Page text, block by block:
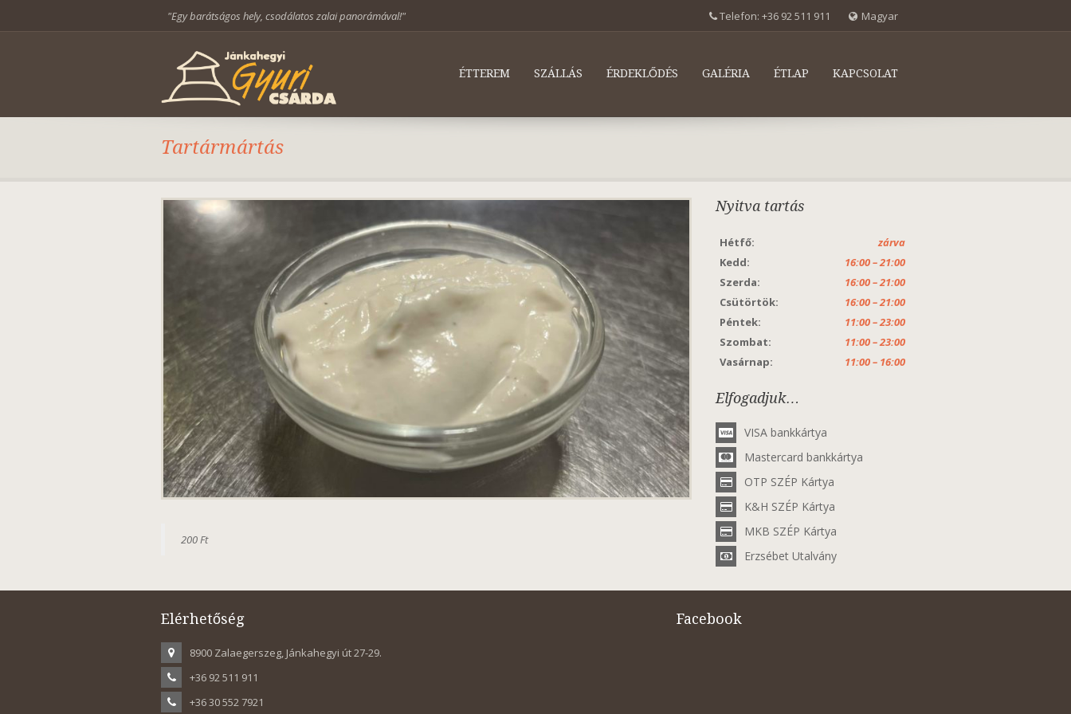
"Egy barátságos hely, csodálatos zalai panorámával!" Telefon: +36 92 511 911 Magyar
ÉTTEREM SZÁLLÁS ÉRDEKLŐDÉS GALÉRIA ÉTLAP KAPCSOLAT
Tartármártás
200 Ft
Nyitva tartás
Hétfő:
zárva
Kedd:
16:00 – 21:00
Szerda:
16:00 – 21:00
Csütörtök:
16:00 – 21:00
Péntek:
11:00 – 23:00
Szombat:
11:00 – 23:00
Vasárnap:
11:00 – 16:00
Elfogadjuk…
VISA bankkártya
Mastercard bankkártya
OTP SZÉP Kártya
K&H SZÉP Kártya
MKB SZÉP Kártya
Erzsébet Utalvány
Elérhetőség
8900 Zalaegerszeg, Jánkahegyi út 27-29.
+36 92 511 911
+36 30 552 7921
Facebook